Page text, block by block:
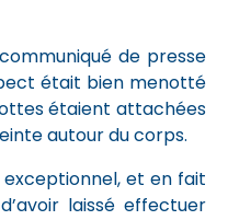
de presse
était bien menotté
étaient attachées
autour du corps.
et en fait
laissé effectuer